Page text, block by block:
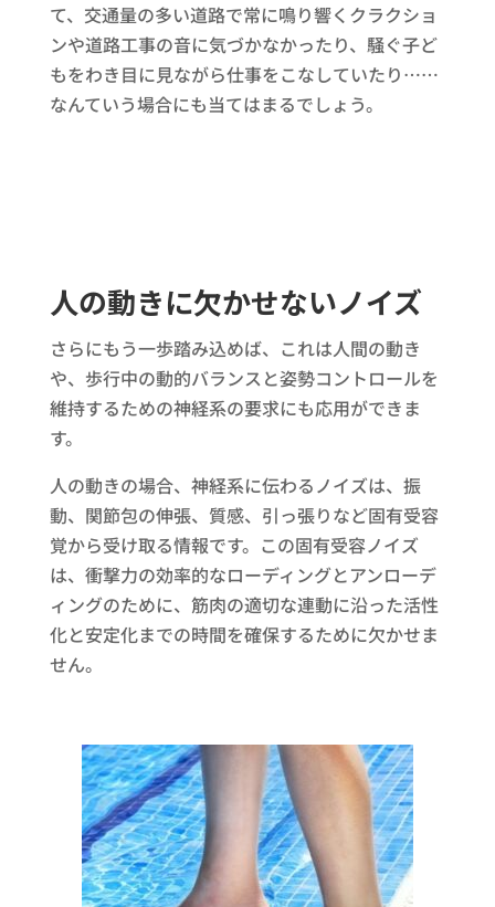
て、交通量の多い道路で常に鳴り響くクラクショ
ンや道路工事の音に気づかなかったり、騒ぐ子ど
もをわき目に見ながら仕事をこなしていたり……
なんていう場合にも当てはまるでしょう。
人の動きに欠かせないノイズ
さらにもう一歩踏み込めば、これは人間の動き
や、歩行中の動的バランスと姿勢コントロールを
維持するための神経系の要求にも応用ができま
す。
人の動きの場合、神経系に伝わるノイズは、振
動、関節包の伸張、質感、引っ張りなど固有受容
覚から受け取る情報です。この固有受容ノイズ
は、衝撃力の効率的なローディングとアンローデ
ィングのために、筋肉の適切な連動に沿った活性
化と安定化までの時間を確保するために欠かせま
せん。